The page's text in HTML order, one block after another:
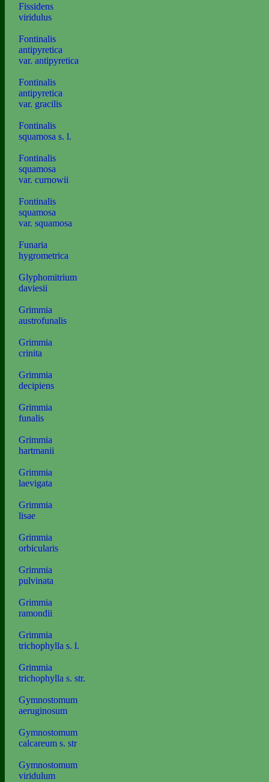
Fissidens
viridulus
Fontinalis
antipyretica
var. antipyretica
Fontinalis
antipyretica
var. gracilis
Fontinalis
squamosa s. l.
Fontinalis
squamosa
var. curnowii
Fontinalis
squamosa
var. squamosa
Funaria
hygrometrica
Glyphomitrium
daviesii
Grimmia
austrofunalis
Grimmia
crinita
Grimmia
decipiens
Grimmia
funalis
Grimmia
hartmanii
Grimmia
laevigata
Grimmia
lisae
Grimmia
orbicularis
Grimmia
pulvinata
Grimmia
ramondii
Grimmia
trichophylla s. l.
Grimmia
trichophylla s. str.
Gymnostomum
aeruginosum
Gymnostomum
calcareum s. str
Gymnostomum
viridulum